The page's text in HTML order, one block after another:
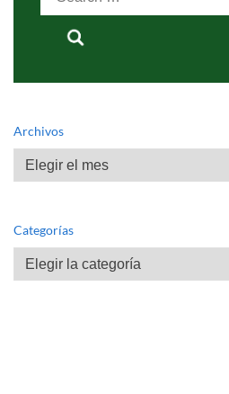
Archivos
Archivos
Categorías
Categorías